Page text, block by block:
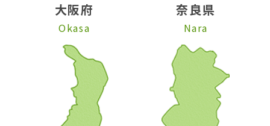
大阪府
Okasa
奈良県
Nara